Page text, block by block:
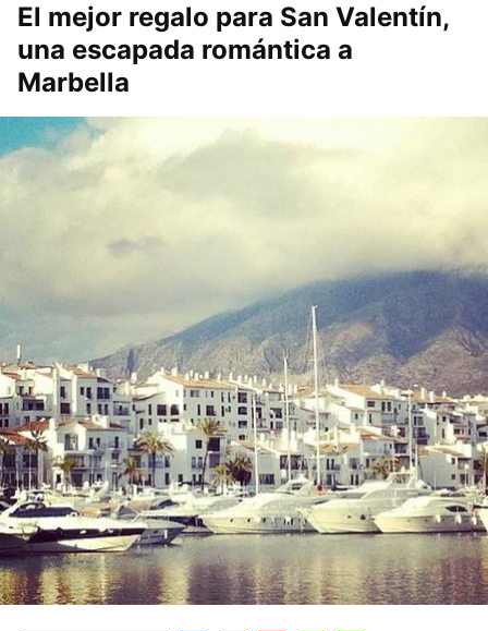
El mejor regalo para San Valentín,
una escapada romántica a
Marbella